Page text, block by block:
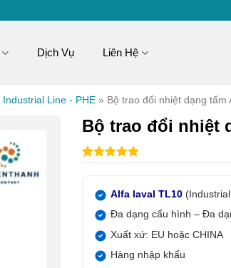
Dịch Vụ Liên Hệ
Industrial Line - PHE » Bộ trao đổi nhiệt dạng tấm
Bộ trao đổi nhiệt
đánh giáAlfa laval TL10
Đa dạng cấu hình – Đa
Xuất xứ: EU hoặc CHINA
Hàng nhập khẩu